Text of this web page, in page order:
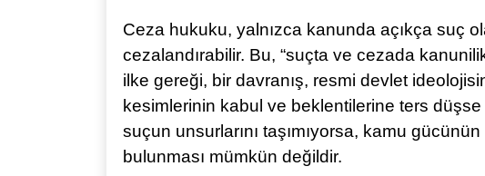
Ceza hukuku, yalnızca kanunda açıkça suç
cezalandırabilir. Bu, “suçta ve cezada
ilke gereği, bir davranış, resmi devlet
kesimlerinin kabul ve beklentilerine ters
suçun unsurlarını taşımıyorsa, kamu
bulunması mümkün değildir.